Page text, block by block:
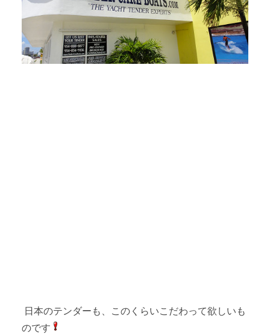
日本のテンダーも、このくらいこだわって欲しいも
のです